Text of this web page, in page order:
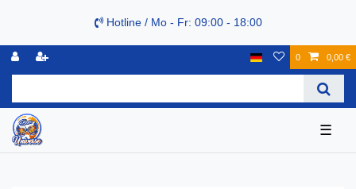
Hotline / Mo - Fr: 09:00 - 18:00
0 0,00 €
☰